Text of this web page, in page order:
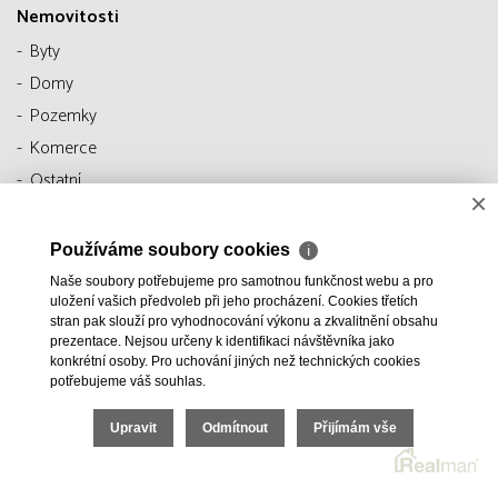
Nemovitosti
Byty
Domy
Pozemky
Komerce
Ostatní
Hledám
Nabízím
Kontakty
×
Používáme soubory cookies ℹ
Naše soubory potřebujeme pro samotnou funkčnost webu a pro
uložení vašich předvoleb při jeho procházení. Cookies třetích
stran pak slouží pro vyhodnocování výkonu a zkvalitnění obsahu
prezentace. Nejsou určeny k identifikaci návštěvníka jako
konkrétní osoby. Pro uchování jiných než technických cookies
potřebujeme váš souhlas.
Upravit Odmítnout Přijímám vše